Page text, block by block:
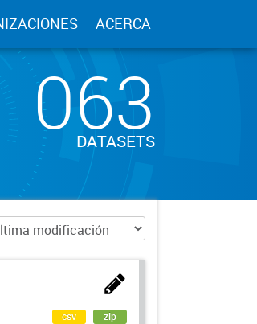
ACERCA
063
DATASETS
csv zip